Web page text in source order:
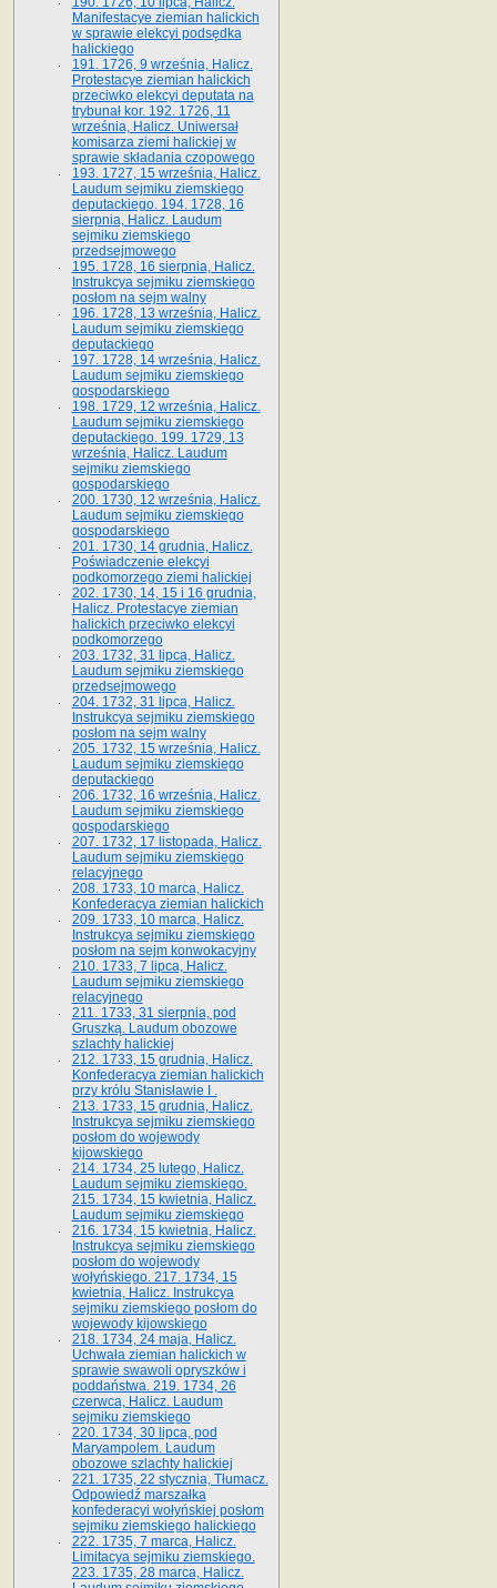
Manifestacye ziemian halickich
w sprawie elekcyi podsędka
halickiego
191. 1726, 9 września, Halicz.
Protestacye ziemian halickich
przeciwko elekcyi deputata na
trybunał kor. 192. 1726, 11
września, Halicz. Uniwersał
komisarza ziemi halickiej w
sprawie składania czopowego
193. 1727, 15 września, Halicz.
Laudum sejmiku ziemskiego
deputackiego. 194. 1728, 16
sierpnia, Halicz. Laudum
sejmiku ziemskiego
przedsejmowego
195. 1728, 16 sierpnia, Halicz.
Instrukcya sejmiku ziemskiego
posłom na sejm walny
196. 1728, 13 września, Halicz.
Laudum sejmiku ziemskiego
deputackiego
197. 1728, 14 września, Halicz.
Laudum sejmiku ziemskiego
gospodarskiego
198. 1729, 12 września, Halicz.
Laudum sejmiku ziemskiego
deputackiego. 199. 1729, 13
września, Halicz. Laudum
sejmiku ziemskiego
gospodarskiego
200. 1730, 12 września, Halicz.
Laudum sejmiku ziemskiego
gospodarskiego
201. 1730, 14 grudnia, Halicz.
Poświadczenie elekcyi
podkomorzego ziemi halickiej
202. 1730, 14, 15 i 16 grudnia,
Halicz. Protestacye ziemian
halickich przeciwko elekcyi
podkomorzego
203. 1732, 31 lipca, Halicz.
Laudum sejmiku ziemskiego
przedsejmowego
204. 1732, 31 lipca, Halicz.
Instrukcya sejmiku ziemskiego
posłom na sejm walny
205. 1732, 15 września, Halicz.
Laudum sejmiku ziemskiego
deputackiego
206. 1732, 16 września, Halicz.
Laudum sejmiku ziemskiego
gospodarskiego
207. 1732, 17 listopada, Halicz.
Laudum sejmiku ziemskiego
relacyjnego
208. 1733, 10 marca, Halicz.
Konfederacya ziemian halickich­
209. 1733, 10 marca, Halicz.
Instrukcya sejmiku ziemskiego
posłom na sejm konwokacyjny
210. 1733, 7 lipca, Halicz.
Laudum sejmiku ziemskiego
relacyjnego
211. 1733, 31 sierpnia, pod
Gruszką. Laudum obozowe
szlachty halickiej
212. 1733, 15 grudnia, Halicz.
Konfederacya ziemian halickich
przy królu Stanisławie I .
213. 1733, 15 grudnia, Halicz.
Instrukcya sejmiku ziemskiego
posłom do wojewody
kijowskiego
214. 1734, 25 lutego, Halicz.
Laudum sejmiku ziemskiego.
215. 1734, 15 kwietnia, Halicz.
Laudum sejmiku ziemskiego
216. 1734, 15 kwietnia, Halicz.
Instrukcya sejmiku ziemskiego
posłom do wojewody
wołyńskiego. 217. 1734, 15
kwietnia, Halicz. Instrukcya
sejmiku ziemskiego posłom do
wojewody kijowskiego
218. 1734, 24 maja, Halicz.
Uchwała ziemian halickich w
sprawie swawoli opryszków i
poddaństwa. 219. 1734, 26
czerwca, Halicz. Laudum
sejmiku ziemskiego
220. 1734, 30 lipca, pod
Maryampolem. Laudum
obozowe szlachty halickiej
221. 1735, 22 stycznia, Tłumacz.
Odpowiedź marszałka
konfederacyi wołyńskiej posłom
sejmiku ziemskiego halickiego
222. 1735, 7 marca, Halicz.
Limitacya sejmiku ziemskiego.
223. 1735, 28 marca, Halicz.